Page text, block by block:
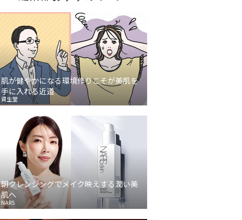
肌が健やかになる環境作りこそが美肌を
手に入れる近道
資生堂
朝クレンジングでメイク映えする潤い美
肌へ
NARS